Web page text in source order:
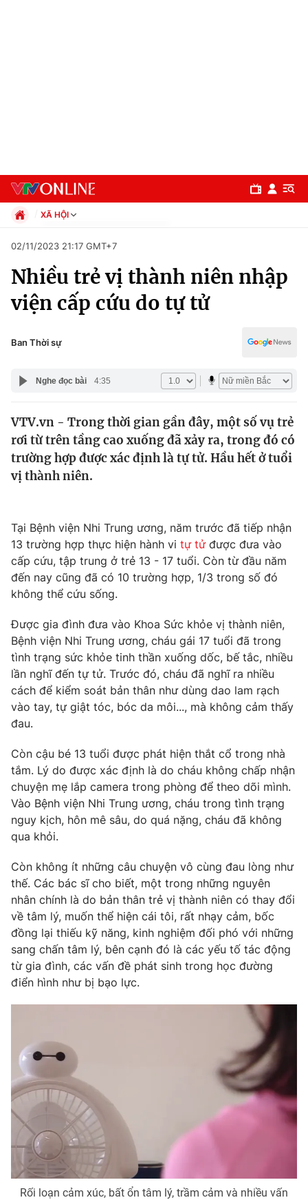
Chuyên mục
Chính trị
Y tế
Thế giới
Thế giới đó đây
Câu chuyện quốc tế
Tài chính
Thị trường
Góc doanh nghiệp
Dữ liệu và đời sống
Truyền hình
Phim VTV
Hậu trường
Nhân vật
Khán giả
Giải sao mai
Giải trí
Điện ảnh
Âm nhạc
Sao
Đời sống
Du lịch
Làm đẹp
Chất lượng cuộc sống
Giáo dục
Học trực tuyến
Công nghệ
Hitech Công nghệ tương lai
Sản phẩm
Thị trường
Tư vấn
Giao lưu trực tuyến
Lịch phát sóng
Chuyên mục khác
Emagazine Podcast
Photo Infographic
Video
VTV Sức khoẻ Bất động sản
Thị trường 24h Tấm lòng Việt
VTV4 Vươn mình bằng AI
VTV9 VTV8
XÃ HỘI
Xã hội
Pháp luật
Kinh tế
Thể thao
Văn hóa - Giải trí
Đời sống
Giáo dục
02/11/2023 21:17 GMT+7
Nhiều trẻ vị thành niên nhập
viện cấp cứu do tự tử
Ban Thời sự
Nghe đọc bài 4:35
VTV.vn - Trong thời gian gần đây, một số vụ trẻ
rơi từ trên tầng cao xuống đã xảy ra, trong đó có
trường hợp được xác định là tự tử. Hầu hết ở tuổi
vị thành niên.
Tại Bệnh viện Nhi Trung ương, năm trước đã tiếp nhận
13 trường hợp thực hiện hành vi tự tửđược đưa vào
cấp cứu, tập trung ở trẻ 13 - 17 tuổi. Còn từ đầu năm
đến nay cũng đã có 10 trường hợp, 1/3 trong số đó
không thể cứu sống.
Được gia đình đưa vào Khoa Sức khỏe vị thành niên,
Bệnh viện Nhi Trung ương, cháu gái 17 tuổi đã trong
tình trạng sức khỏe tinh thần xuống dốc, bế tắc, nhiều
lần nghĩ đến tự tử. Trước đó, cháu đã nghĩ ra nhiều
cách để kiểm soát bản thân như dùng dao lam rạch
vào tay, tự giật tóc, bóc da môi..., mà không cảm thấy
đau.
Còn cậu bé 13 tuổi được phát hiện thắt cổ trong nhà
tắm. Lý do được xác định là do cháu không chấp nhận
chuyện mẹ lắp camera trong phòng để theo dõi mình.
Vào Bệnh viện Nhi Trung ương, cháu trong tình trạng
nguy kịch, hôn mê sâu, do quá nặng, cháu đã không
qua khỏi.
Còn không ít những câu chuyện vô cùng đau lòng như
thế. Các bác sĩ cho biết, một trong những nguyên
nhân chính là do bản thân trẻ vị thành niên có thay đổi
về tâm lý, muốn thể hiện cái tôi, rất nhạy cảm, bốc
đồng lại thiếu kỹ năng, kinh nghiệm đối phó với những
sang chấn tâm lý, bên cạnh đó là các yếu tố tác động
từ gia đình, các vấn đề phát sinh trong học đường
điển hình như bị bạo lực.
Rối loạn cảm xúc, bất ổn tâm lý, trầm cảm và nhiều vấn